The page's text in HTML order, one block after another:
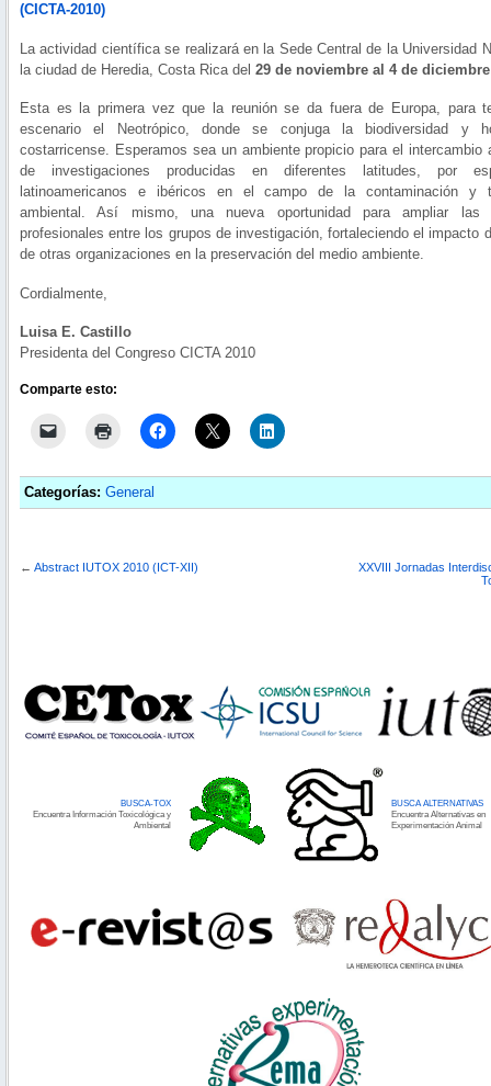
(CICTA-2010)
La actividad científica se realizará en la Sede Central de la Universidad
la ciudad de Heredia, Costa Rica del 29 de noviembre al 4 de
Esta es la primera vez que la reunión se da fuera de Europa, para
escenario el Neotrópico, donde se conjuga la biodiversidad y
costarricense. Esperamos sea un ambiente propicio para el intercambio
de investigaciones producidas en diferentes latitudes, por
latinoamericanos e ibéricos en el campo de la contaminación y
ambiental. Así mismo, una nueva oportunidad para ampliar las
profesionales entre los grupos de investigación, fortaleciendo el impacto
de otras organizaciones en la preservación del medio ambiente.
Cordialmente,
Luisa E. Castillo
Presidenta del Congreso CICTA 2010
Comparte esto:
Categorías: General
← Abstract IUTOX 2010 (ICT-XII)
XXVIII Jornadas
BUSCA-TOX
Encuentra Información Toxicológica y
Ambiental
BUSCA ALTERNATIVAS
Encuentra Alternativas en
Experimentación Animal